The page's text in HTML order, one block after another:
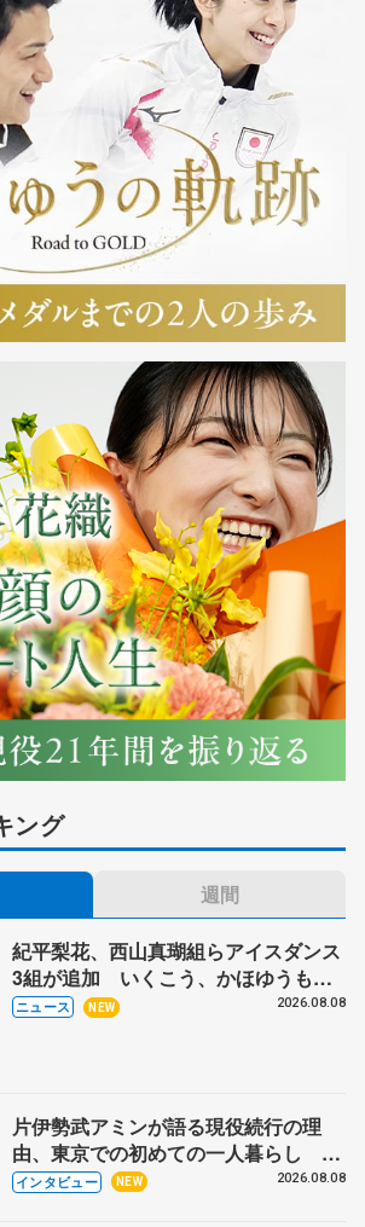
ング
週間
紀平梨花、西山真瑚組らアイスダンス
3組が追加 いくこう、かほゆうも、
木下グループ杯
ニュース NEW 2026.08.08
片伊勢武アミンが語る現役続行の理
由、東京での初めての一人暮らし 注
目スケーターの「今」に迫る
インタビュー NEW 2026.08.08